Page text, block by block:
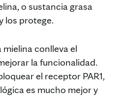
o sustancia grasa
los protege.
mielina conlleva el
la funcionalidad.
el receptor PAR1,
es mucho mejor y